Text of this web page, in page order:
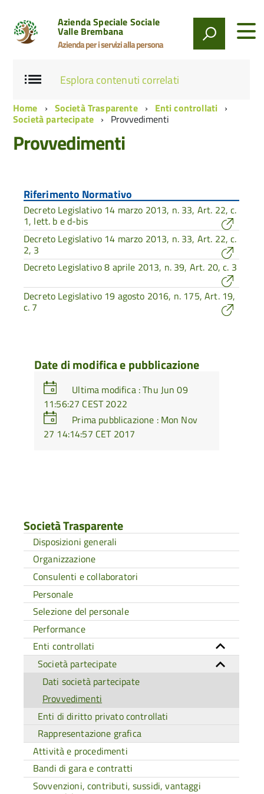
Azienda Speciale Sociale
Valle Brembana
Azienda per i servizi alla persona
Esplora contenuti correlati
Home Società Trasparente Enti controllati
Società partecipate Provvedimenti
Provvedimenti
Riferimento Normativo
Decreto Legislativo 14 marzo 2013, n. 33, Art. 22, c.
1, lett. b e d-bis
Decreto Legislativo 14 marzo 2013, n. 33, Art. 22, c.
2, 3
Decreto Legislativo 8 aprile 2013, n. 39, Art. 20, c. 3
Decreto Legislativo 19 agosto 2016, n. 175, Art. 19,
c. 7
Date di modifica e pubblicazione
Ultima modifica : Thu Jun 09
11:56:27 CEST 2022
Prima pubblicazione : Mon Nov
27 14:14:57 CET 2017
Società Trasparente
Disposizioni generali
Organizzazione
Consulenti e collaboratori
Personale
Selezione del personale
Performance
Enti controllati
Società partecipate
Dati società partecipate
Provvedimenti
Enti di diritto privato controllati
Rappresentazione grafica
Attività e procedimenti
Bandi di gara e contratti
Sovvenzioni, contributi, sussidi, vantaggi